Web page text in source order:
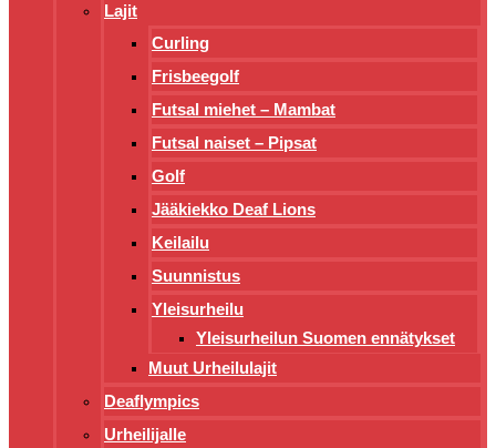
Lajit
Curling
Frisbeegolf
Futsal miehet – Mambat
Futsal naiset – Pipsat
Golf
Jääkiekko Deaf Lions
Keilailu
Suunnistus
Yleisurheilu
Yleisurheilun Suomen ennätykset
Muut Urheilulajit
Deaflympics
Urheilijalle